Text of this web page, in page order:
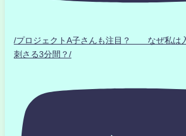
/プロジェクトA子さんも注目？ なぜ私は
刺さる3分間？/